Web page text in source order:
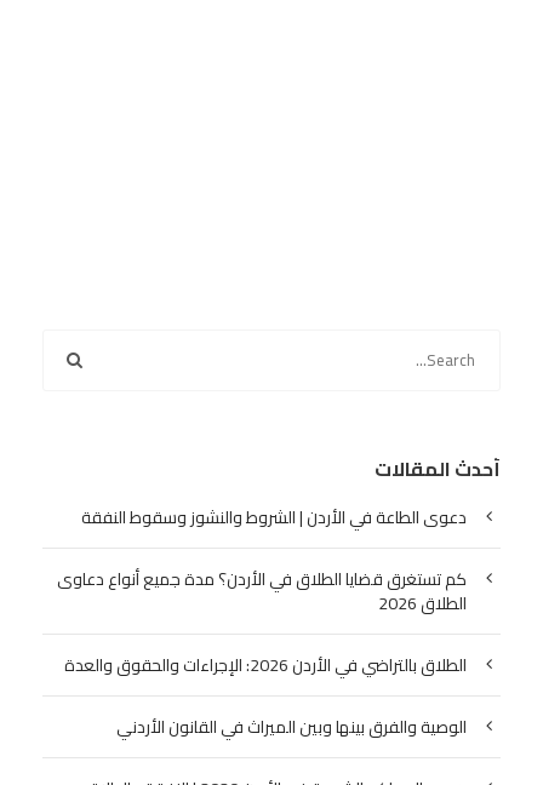
أحدث المقالات
دعوى الطاعة في الأردن | الشروط والنشوز وسقوط النفقة
كم تستغرق قضايا الطلاق في الأردن؟ مدة جميع أنواع دعاوى
الطلاق 2026
الطلاق بالتراضي في الأردن 2026: الإجراءات والحقوق والعدة
الوصية والفرق بينها وبين الميراث في القانون الأردني